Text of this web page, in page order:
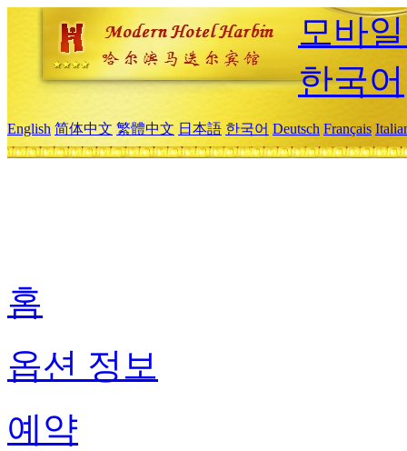
모바
한국어
English 简体中文 繁體中文 日本語 한국어 Deutsch Français
홈
옵션 정보
예약